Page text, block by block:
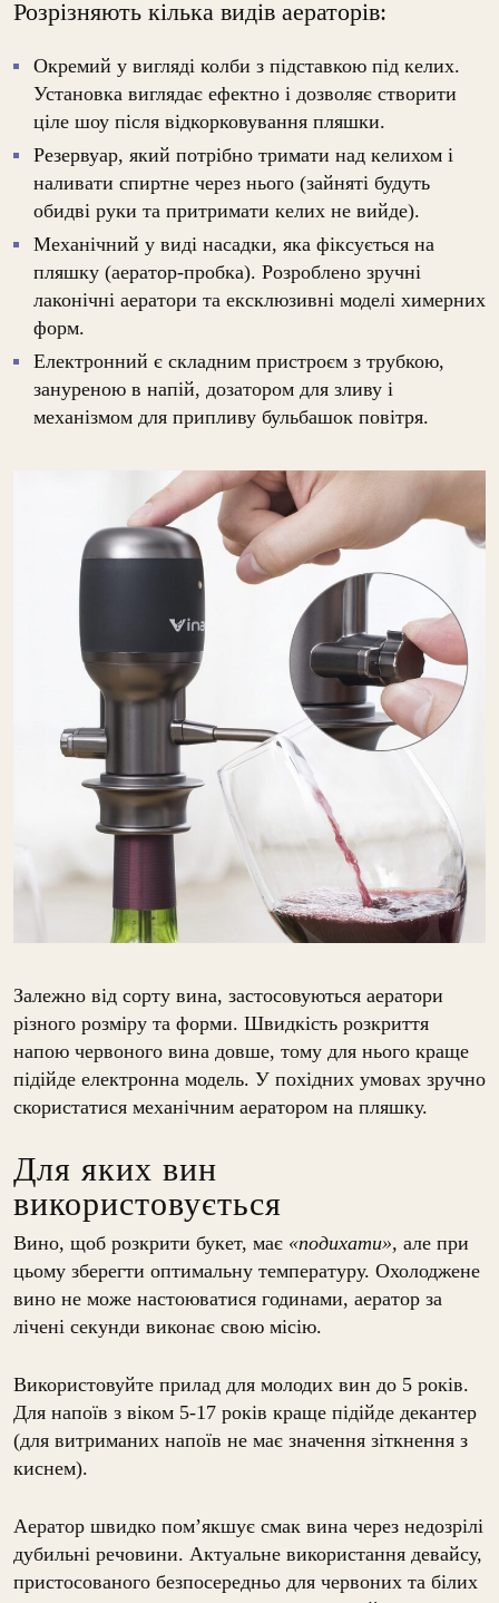
Розрізняють кілька видів аераторів:
Окремий у вигляді колби з підставкою під келих.
Установка виглядає ефектно і дозволяє створити
ціле шоу після відкорковування пляшки.
Резервуар, який потрібно тримати над келихом і
наливати спиртне через нього (зайняті будуть
обидві руки та притримати келих не вийде).
Механічний у виді насадки, яка фіксується на
пляшку (аератор-пробка). Розроблено зручні
лаконічні аератори та ексклюзивні моделі химерних
форм.
Електронний є складним пристроєм з трубкою,
зануреною в напій, дозатором для зливу і
механізмом для припливу бульбашок повітря.
Залежно від сорту вина, застосовуються аератори
різного розміру та форми. Швидкість розкриття
напою червоного вина довше, тому для нього краще
підійде електронна модель. У похідних умовах зручно
скористатися механічним аератором на пляшку.
Для яких вин
використовується
Вино, щоб розкрити букет, має «подихати», але при
цьому зберегти оптимальну температуру. Охолоджене
вино не може настоюватися годинами, аератор за
лічені секунди виконає свою місію.
Використовуйте прилад для молодих вин до 5 років.
Для напоїв з віком 5-17 років краще підійде декантер
(для витриманих напоїв не має значення зіткнення з
киснем).
Аератор швидко пом’якшує смак вина через недозрілі
дубильні речовини. Актуальне використання девайсу,
пристосованого безпосередньо для червоних та білих